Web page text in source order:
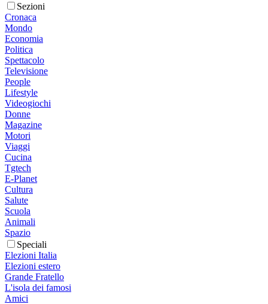
Sezioni
Cronaca
Mondo
Economia
Politica
Spettacolo
Televisione
People
Lifestyle
Videogiochi
Donne
Magazine
Motori
Viaggi
Cucina
Tgtech
E-Planet
Cultura
Salute
Scuola
Animali
Spazio
Speciali
Elezioni Italia
Elezioni estero
Grande Fratello
L'isola dei famosi
Amici